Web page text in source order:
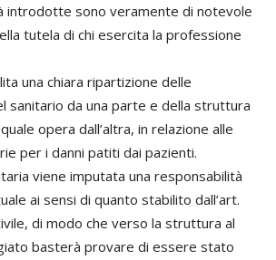
introdotte sono veramente di notevole
tutela di chi esercita la professione
una chiara ripartizione delle
sanitario da una parte e della struttura
opera dall’altra, in relazione alle
per i danni patiti dai pazienti.
viene imputata una responsabilità
ai sensi di quanto stabilito dall’art.
di modo che verso la struttura al
basterà provare di essere stato